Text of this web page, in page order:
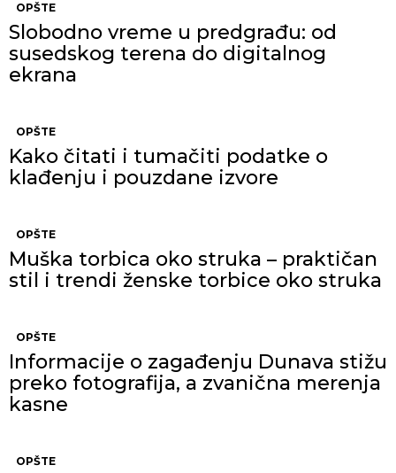
OPŠTE
Slobodno vreme u predgrađu: od
susedskog terena do digitalnog
ekrana
OPŠTE
Kako čitati i tumačiti podatke o
klađenju i pouzdane izvore
OPŠTE
Muška torbica oko struka – praktičan
stil i trendi ženske torbice oko struka
OPŠTE
Informacije o zagađenju Dunava stižu
preko fotografija, a zvanična merenja
kasne
OPŠTE